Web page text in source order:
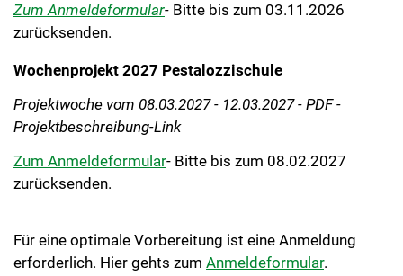
Zum Anmeldeformular- Bitte bis zum 03.11.2026
zurücksenden.
Wochenprojekt 2027 Pestalozzischule
Projektwoche vom 08.03.2027 - 12.03.2027 - PDF -
Projektbeschreibung-Link
Zum Anmeldeformular- Bitte bis zum 08.02.2027
zurücksenden.
Für eine optimale Vorbereitung ist eine Anmeldung
erforderlich. Hier gehts zum Anmeldeformular.